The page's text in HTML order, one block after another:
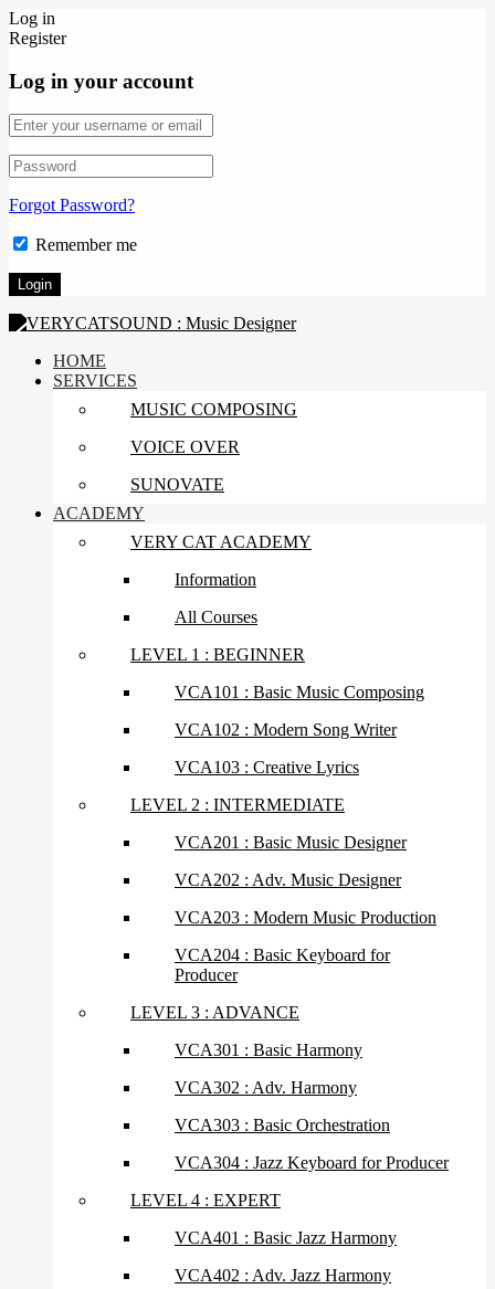
Log in
Register
Log in your account
Forgot Password?
Remember me
HOME
SERVICES
MUSIC COMPOSING
VOICE OVER
SUNOVATE
ACADEMY
VERY CAT ACADEMY
Information
All Courses
LEVEL 1 : BEGINNER
VCA101 : Basic Music Composing
VCA102 : Modern Song Writer
VCA103 : Creative Lyrics
LEVEL 2 : INTERMEDIATE
VCA201 : Basic Music Designer
VCA202 : Adv. Music Designer
VCA203 : Modern Music Production
VCA204 : Basic Keyboard for
Producer
LEVEL 3 : ADVANCE
VCA301 : Basic Harmony
VCA302 : Adv. Harmony
VCA303 : Basic Orchestration
VCA304 : Jazz Keyboard for Producer
LEVEL 4 : EXPERT
VCA401 : Basic Jazz Harmony
VCA402 : Adv. Jazz Harmony